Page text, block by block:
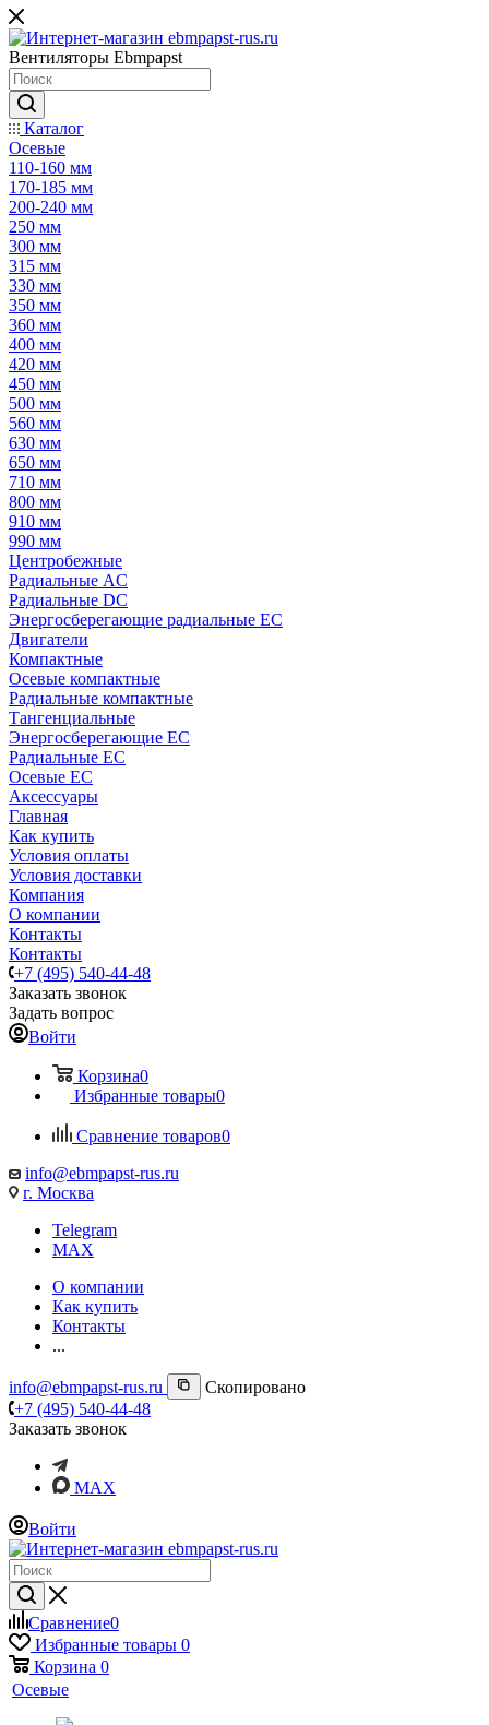
Вентиляторы Ebmpapst
Каталог
Осевые
110-160 мм
170-185 мм
200-240 мм
250 мм
300 мм
315 мм
330 мм
350 мм
360 мм
400 мм
420 мм
450 мм
500 мм
560 мм
630 мм
650 мм
710 мм
800 мм
910 мм
990 мм
Центробежные
Радиальные AC
Радиальные DC
Энергосберегающие радиальные EC
Двигатели
Компактные
Осевые компактные
Радиальные компактные
Тангенциальные
Энергосберегающие EC
Радиальные EC
Осевые EC
Аксессуары
Главная
Как купить
Условия оплаты
Условия доставки
Компания
О компании
Контакты
Контакты
+7 (495) 540-44-48
Заказать звонок
Задать вопрос
Войти
Корзина0
Избранные товары0
Сравнение товаров0
info@ebmpapst-rus.ru
г. Москва
Telegram
MAX
О компании
Как купить
Контакты
...
info@ebmpapst-rus.ru
Скопировано
+7 (495) 540-44-48
Заказать звонок
MAX
Войти
Сравнение0
Избранные товары 0
Корзина 0
Осевые